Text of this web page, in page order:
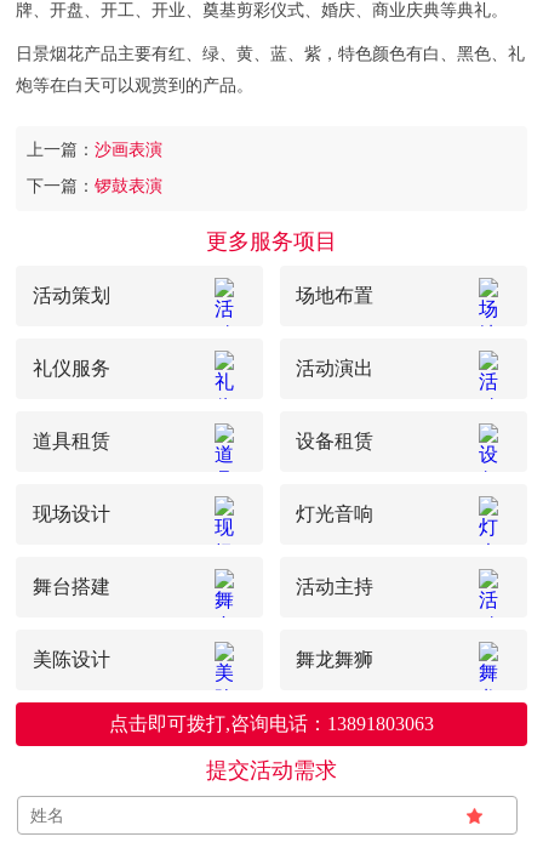
牌、开盘、开工、开业、奠基剪彩仪式、婚庆、商业庆典等典礼。
日景烟花产品主要有红、绿、黄、蓝、紫，特色颜色有白、黑色、礼
炮等在白天可以观赏到的产品。
上一篇：沙画表演
下一篇：锣鼓表演
更多服务项目
活动策划 场地布置
礼仪服务 活动演出
道具租赁 设备租赁
现场设计 灯光音响
舞台搭建 活动主持
美陈设计 舞龙舞狮
点击即可拨打,咨询电话：13891803063
提交活动需求